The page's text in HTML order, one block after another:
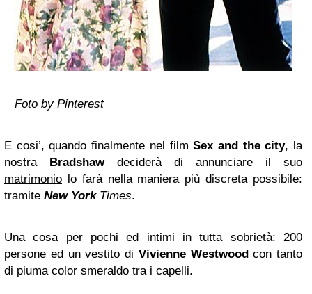
Foto by Pinterest
E cosi’, quando finalmente nel filmSex and the city, la
nostra Bradshawdeciderà di annunciare il suo
matrimonio lo farà nella maniera più discreta possibile:
tramite New YorkTimes.
Una cosa per pochi ed intimi in tutta sobrietà: 200
persone ed un vestito di Vivienne Westwoodcon tanto
di piuma color smeraldo tra i capelli.